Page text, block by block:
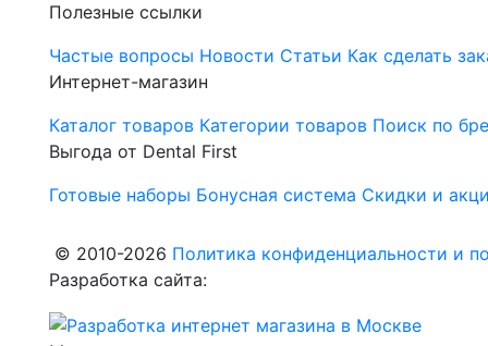
Полезные ссылки
Частые вопросы Новости Статьи Как сделать
Интернет-магазин
Каталог товаров Категории товаров Поиск по
Выгода от Dental First
Готовые наборы Бонусная система Скидки и
© 2010-2026 Политика конфиденциальности и
Разработка сайта: